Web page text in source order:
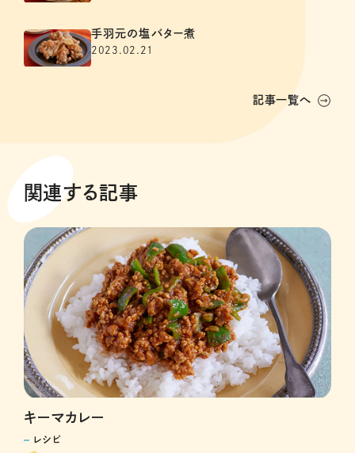
手羽元の塩バター煮
2023.02.21
記事一覧へ
関連する記事
キーマカレー
レシピ